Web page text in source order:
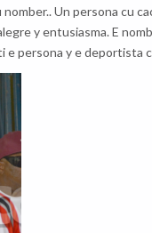
Un persona cu
y entusiasma. E
e persona y e deportista